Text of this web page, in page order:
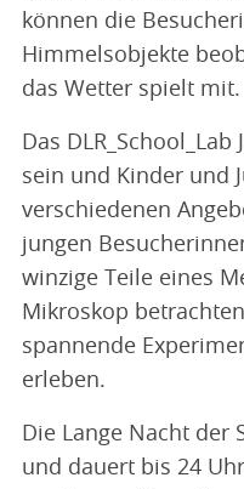
können die
Himmelsobjekte
das Wetter spielt mit.
Das
sein und Kinder und
verschiedenen
jungen
winzige Teile eines
Mikroskop
spannende
erleben.
Die Lange Nacht der
und dauert bis 24